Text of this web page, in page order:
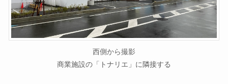
西側から撮影
商業施設の「トナリエ」に隣接する